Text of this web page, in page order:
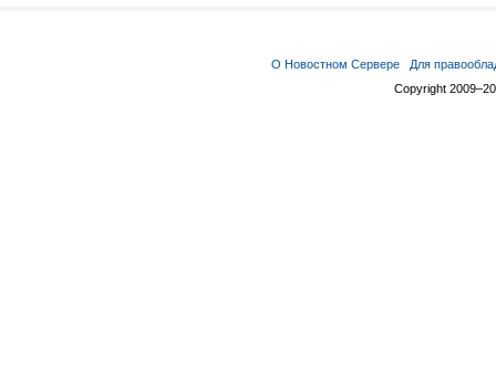
О Новостном Сервере
Для
Copyright